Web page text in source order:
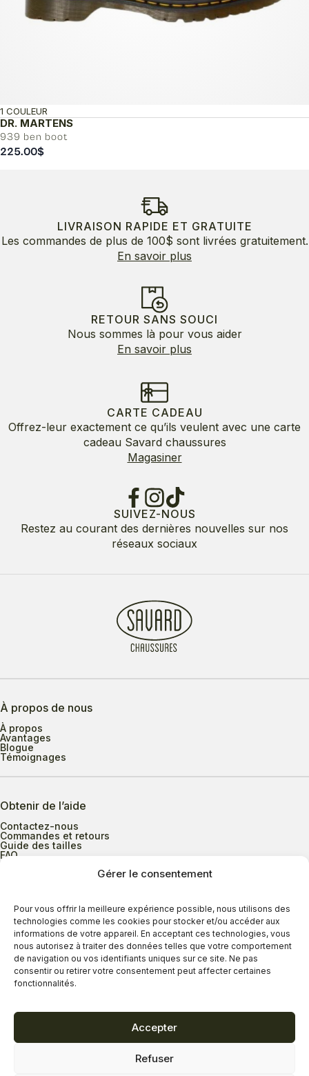
Gérer le consentement
Pour vous offrir la meilleure expérience possible, nous utilisons des
technologies comme les cookies pour stocker et/ou accéder aux
informations de votre appareil. En acceptant ces technologies, vous
nous autorisez à traiter des données telles que votre comportement
de navigation ou vos identifiants uniques sur ce site. Ne pas
consentir ou retirer votre consentement peut affecter certaines
fonctionnalités.
Accepter
Refuser
DR. MARTENS
939 ben boot
1 COULEUR
225.00$
LIVRAISON RAPIDE ET GRATUITE
Les commandes de plus de 100$ sont livrées gratuitement.
En savoir plus
RETOUR SANS SOUCI
Nous sommes là pour vous aider
En savoir plus
CARTE CADEAU
Offrez-leur exactement ce qu’ils veulent avec une carte
cadeau Savard chaussures
Magasiner
SUIVEZ-NOUS
Restez au courant des dernières nouvelles sur nos
réseaux sociaux
À propos de nous
À propos
Avantages
Blogue
Témoignages
Obtenir de l’aide
Contactez-nous
Commandes et retours
Guide des tailles
FAQ
Heures d’ouverture
Lundi au mercredi
9h00 à 17h30
Jeudi
9h00 à 20h00
Vendredi
9h00 à 18h00
Dimanche
11h00 à 16h30